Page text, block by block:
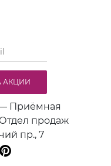
Приёмная
продаж
пр., 7
АКЦИИ